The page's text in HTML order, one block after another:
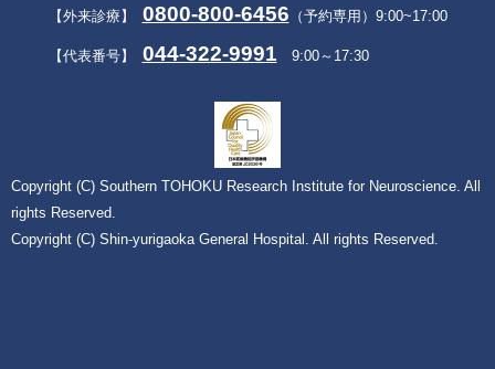
【外来診療】 0800-800-6456 （予約専用）9:00~17:00
【代表番号】 044-322-9991 9:00～17:30
Copyright (C) Southern TOHOKU Research Institute for Neuroscience. All
rights Reserved.
Copyright (C) Shin-yurigaoka General Hospital. All rights Reserved.